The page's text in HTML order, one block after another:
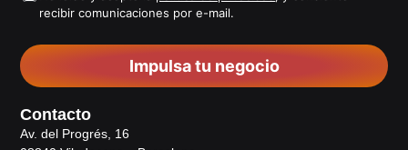
recibir comunicaciones por e-mail.
Impulsa tu negocio
Contacto
Av. del Progrés, 16